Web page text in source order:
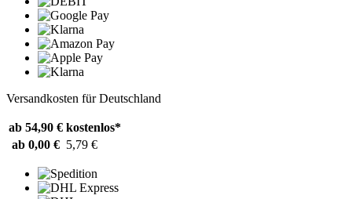
Versandkosten für Deutschland
ab 54,90 € kostenlos*
ab 0,00 € 5,79 €